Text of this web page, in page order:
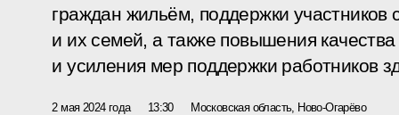
граждан жильём, поддержки
и их семей, а также повышения
и усиления мер поддержки работников
2 мая 2024 года 13:30 Московская область, Ново-Огарёво